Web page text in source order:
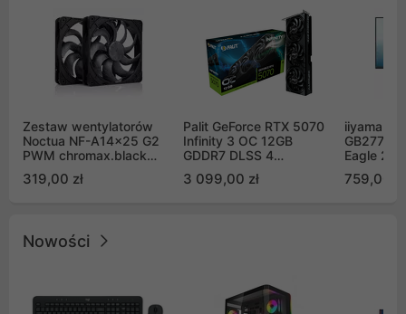
Zestaw wentylatorów
Noctua NF-A14x25 G2
PWM chromax.black
Push Pull (2szt)
319,00 zł
Palit GeForce RTX 5070
Infinity 3 OC 12GB
GDDR7 DLSS 4
GB2050S)
3 099,00 zł
iiyama G-
Eagle 27"
759,00 zł
Nowości